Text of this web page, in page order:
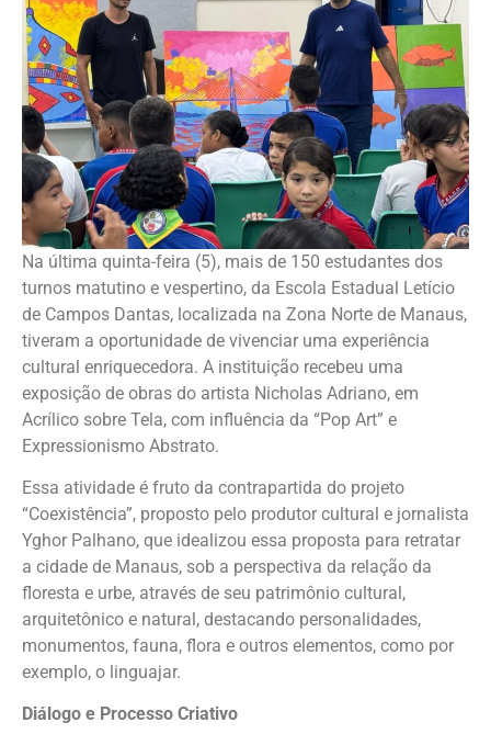
Na última quinta-feira (5), mais de 150 estudantes dos
turnos matutino e vespertino, da Escola Estadual Letício
de Campos Dantas, localizada na Zona Norte de Manaus,
tiveram a oportunidade de vivenciar uma experiência
cultural enriquecedora. A instituição recebeu uma
exposição de obras do artista Nicholas Adriano, em
Acrílico sobre Tela, com influência da “Pop Art” e
Expressionismo Abstrato.
Essa atividade é fruto da contrapartida do projeto
“Coexistência”, proposto pelo produtor cultural e jornalista
Yghor Palhano, que idealizou essa proposta para retratar
a cidade de Manaus, sob a perspectiva da relação da
floresta e urbe, através de seu patrimônio cultural,
arquitetônico e natural, destacando personalidades,
monumentos, fauna, flora e outros elementos, como por
exemplo, o linguajar.
Diálogo e Processo Criativo